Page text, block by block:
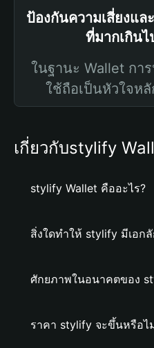
ป้องกันความเสี่ยงแ
ที่มากเกิน
ในฐานะ Wallet กา
ใช้ถือเป็นหัวใจห
เกี่ยวกับstylify
stylify Wallet คืออะไร?
สิ่งใดทำให้ stylify มีเอก
ศักยภาพในอนาคตของ
ราคา stylify จะขึ้นหรือไ